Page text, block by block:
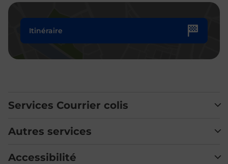
Itinéraire
Services Courrier colis
Autres services
Accessibilité